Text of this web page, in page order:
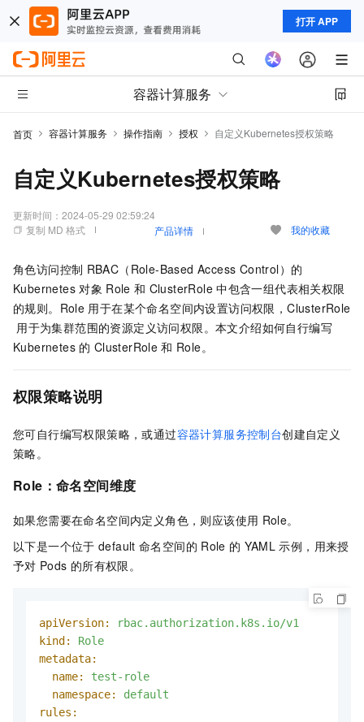
打开 APP
容器计算服务
首页 容器计算服务 操作指南 授权 自定义Kubernetes授权策略
自定义Kubernetes授权策略
更新时间： 2024-05-29 02:59:24
复制 MD 格式
产品详情 我的收藏
角色访问控制 RBAC（Role-Based Access Control）的
Kubernetes 对象 Role 和 ClusterRole 中包含一组代表相关权限
的规则。Role 用于在某个命名空间内设置访问权限，ClusterRole
用于为集群范围的资源定义访问权限。本文介绍如何自行编写
Kubernetes 的 ClusterRole 和 Role。
权限策略说明
您可自行编写权限策略，或通过容器计算服务控制台创建自定义
策略。
Role：命名空间维度
如果您需要在命名空间内定义角色，则应该使用 Role。
以下是一个位于 default 命名空间的 Role 的 YAML 示例，用来授
予对 Pods 的所有权限。
apiVersion:
rbac.authorization.k8s.io/v1
kind:
Role
metadata:
name:
test-role
namespace:
default
rules: